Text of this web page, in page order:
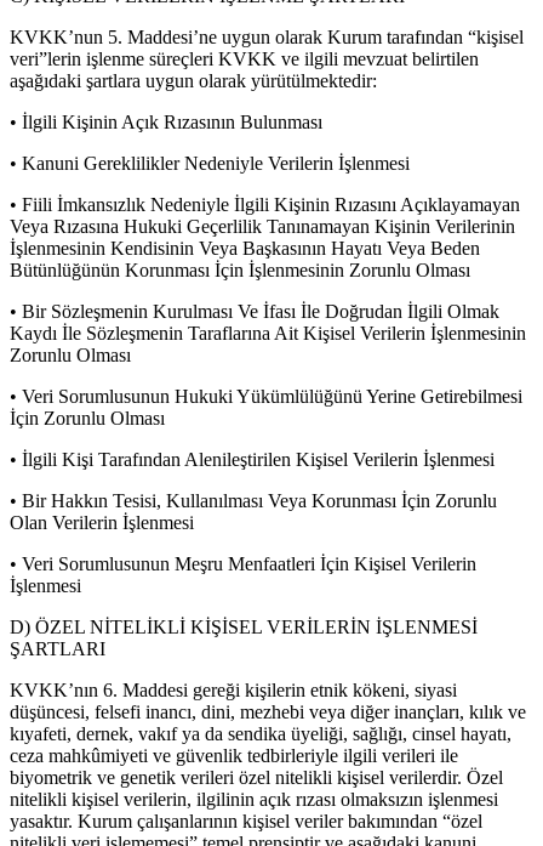
KVKK’nun 5. Maddesi’ne uygun olarak Kurum tarafından “kişisel
veri”lerin işlenme süreçleri KVKK ve ilgili mevzuat belirtilen
aşağıdaki şartlara uygun olarak yürütülmektedir:
• İlgili Kişinin Açık Rızasının Bulunması
• Kanuni Gereklilikler Nedeniyle Verilerin İşlenmesi
• Fiili İmkansızlık Nedeniyle İlgili Kişinin Rızasını Açıklayamayan
Veya Rızasına Hukuki Geçerlilik Tanınamayan Kişinin Verilerinin
İşlenmesinin Kendisinin Veya Başkasının Hayatı Veya Beden
Bütünlüğünün Korunması İçin İşlenmesinin Zorunlu Olması
• Bir Sözleşmenin Kurulması Ve İfası İle Doğrudan İlgili Olmak
Kaydı İle Sözleşmenin Taraflarına Ait Kişisel Verilerin İşlenmesinin
Zorunlu Olması
• Veri Sorumlusunun Hukuki Yükümlülüğünü Yerine Getirebilmesi
İçin Zorunlu Olması
• İlgili Kişi Tarafından Alenileştirilen Kişisel Verilerin İşlenmesi
• Bir Hakkın Tesisi, Kullanılması Veya Korunması İçin Zorunlu
Olan Verilerin İşlenmesi
• Veri Sorumlusunun Meşru Menfaatleri İçin Kişisel Verilerin
İşlenmesi
D) ÖZEL NİTELİKLİ KİŞİSEL VERİLERİN İŞLENMESİ
ŞARTLARI
KVKK’nın 6. Maddesi gereği kişilerin etnik kökeni, siyasi
düşüncesi, felsefi inancı, dini, mezhebi veya diğer inançları, kılık ve
kıyafeti, dernek, vakıf ya da sendika üyeliği, sağlığı, cinsel hayatı,
ceza mahkûmiyeti ve güvenlik tedbirleriyle ilgili verileri ile
biyometrik ve genetik verileri özel nitelikli kişisel verilerdir. Özel
nitelikli kişisel verilerin, ilgilinin açık rızası olmaksızın işlenmesi
yasaktır. Kurum çalışanlarının kişisel veriler bakımından “özel